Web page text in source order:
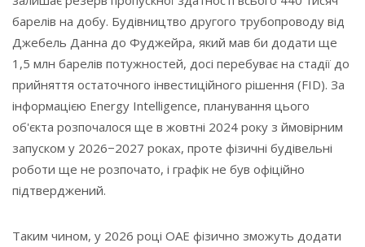
барелів на добу. Будівництво другого трубопроводу від
Джебель Данна до Фуджейра, який мав би додати ще
1,5 млн барелів потужностей, досі перебуває на стадії до
прийняття остаточного інвестиційного рішення (FID). За
інформацією Energy Intelligence, планування цього
об'єкта розпочалося ще в жовтні 2024 року з ймовірним
запуском у 2026−2027 роках, проте фізичні будівельні
роботи ще не розпочато, і графік не був офіційно
підтверджений.
Таким чином, у 2026 році ОАЕ фізично зможуть додати